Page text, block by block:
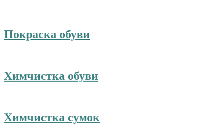
Покраска обуви
Химчистка обуви
Химчистка сумок